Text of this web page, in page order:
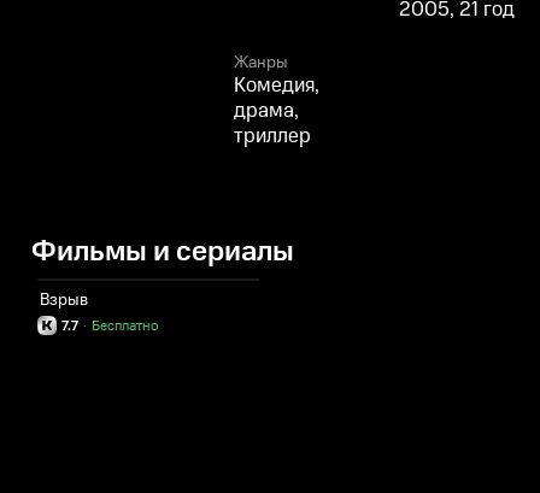
2005, 21 год
Жанры
Комедия,
драма,
триллер
Фильмы и сериалы
Взрыв
7.7 Бесплатно
·